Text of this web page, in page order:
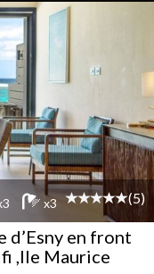
x3 (5)
en front
,Ile Maurice